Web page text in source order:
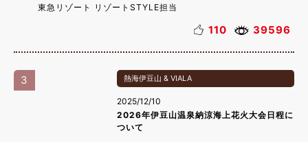
東急リゾート リゾートSTYLE担当
110 39596
3 熱海伊豆山 & VIALA
2025/12/10
2026年伊豆山温泉納涼海上花火大会日程に
ついて